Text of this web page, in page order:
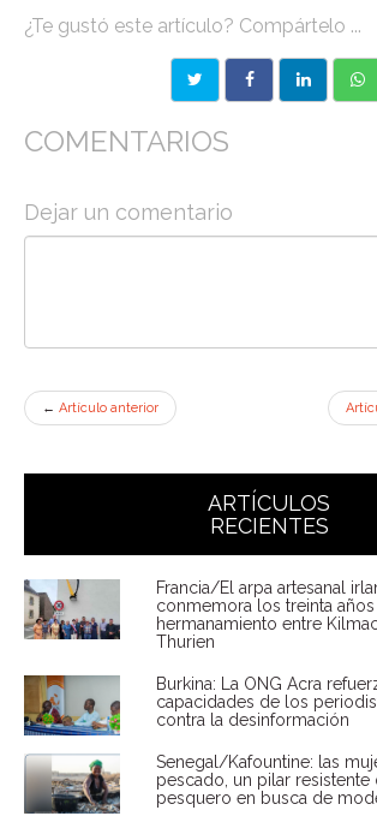
¿Te gustó este artículo? Compártelo ...
COMENTARIOS
Dejar un comentario
← Artículo anterior
ARTÍCULOS
RECIENTES
Francia/El arpa artesanal
conmemora los treinta
hermanamiento entre
Thurien
Burkina: La ONG Acra
capacidades de los
contra la desinformación
Senegal/Kafountine: las
pescado, un pilar resistente
pesquero en busca de